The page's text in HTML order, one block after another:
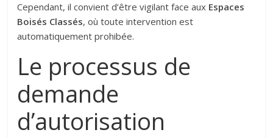
Cependant, il convient d’être vigilant face aux Espaces
Boisés Classés, où toute intervention est
automatiquement prohibée.
Le processus de
demande
d’autorisation